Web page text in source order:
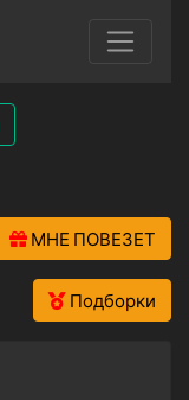
МНЕ ПОВЕЗЕТ
Подборки